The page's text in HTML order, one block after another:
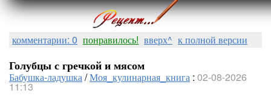
комментарии: 0 понравилось! вверх^ к полной версии
Голубцы с гречкой и мясом
Бабушка-ладушка/Моя_кулинарная_книга : 02-08-2026
11:13